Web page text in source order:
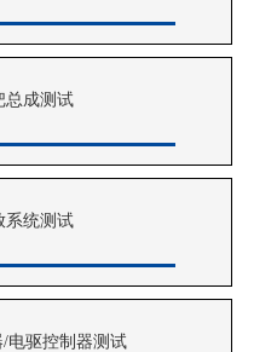
总成测试
系统测试
电驱控制器测试